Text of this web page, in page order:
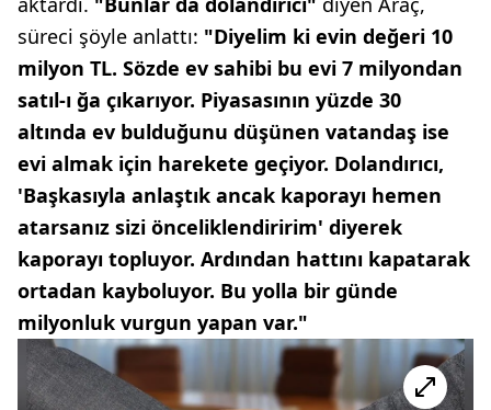
süreci şöyle anlattı: "Diyelim ki evin değeri 10
milyon TL. Sözde ev sahibi bu evi 7 milyondan
satıl-ı ğa çıkarıyor. Piyasasının yüzde 30
altında ev bulduğunu düşünen vatandaş ise
evi almak için harekete geçiyor. Dolandırıcı,
'Başkasıyla anlaştık ancak kaporayı hemen
atarsanız sizi önceliklendiririm' diyerek
kaporayı topluyor. Ardından hattını kapatarak
ortadan kayboluyor. Bu yolla bir günde
milyonluk vurgun yapan var."